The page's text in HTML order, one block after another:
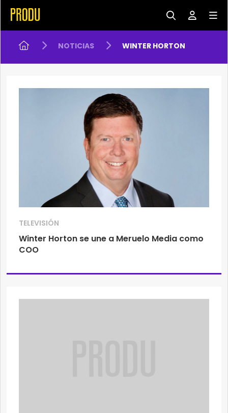
NOTICIAS WINTER HORTON
TELEVISIÓN
Winter Horton se une a Meruelo Media como
COO